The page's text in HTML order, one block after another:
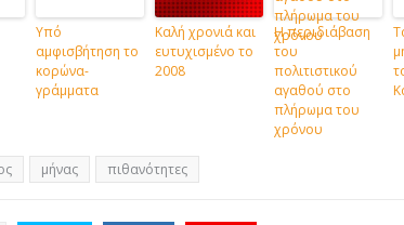
Υπό
αμφισβήτηση το
κορώνα-
γράμματα
Καλή χρονιά και
ευτυχισμένο το
2008
Η περιδιάβαση
του
πολιτιστικού
αγαθού στο
πλήρωμα του
χρόνου
μήνας πιθανότητες